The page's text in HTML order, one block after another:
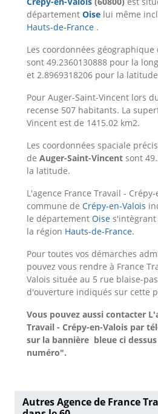
département Oise lui même
Hauts-de-France .
Les coordonnées géographique
sont 49.2360130888 pour la
et 2.8969318206 pour la
Pour Auger-Saint-Vincent lors
recense 507 habitants. La
Vincent est de 1415.02 km2.
Les coordonnées spaciale
de Auger-Saint-Vincent sont
la latitude.
L'agence France Travail -
commune de Crépy-en-Valois
le département Oise s'intègrant
la région Hauts-de-France.
Pour toutes vos démarches
pouvez vous rendre à France
Valois située au 5 rue blaise-
d'ouverture indiqués sur cette
Vous pouvez aussi contacter
Travail - Crépy-en-Valois par
sur la bannière bleue ci
numéro".
Autres Agence de France